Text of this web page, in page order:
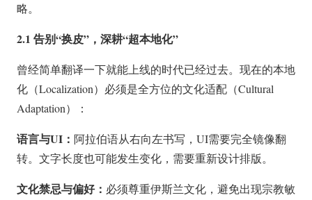
略。
2.1 告别“换皮”，深耕“超本地化”
曾经简单翻译一下就能上线的时代已经过去。现在的本地
化（Localization）必须是全方位的文化适配（Cultural
Adaptation）：
语言与UI： 阿拉伯语从右向左书写，UI需要完全镜像翻
转。文字长度也可能发生变化，需要重新设计排版。
文化禁忌与偏好： 必须尊重伊斯兰文化，避免出现宗教敏